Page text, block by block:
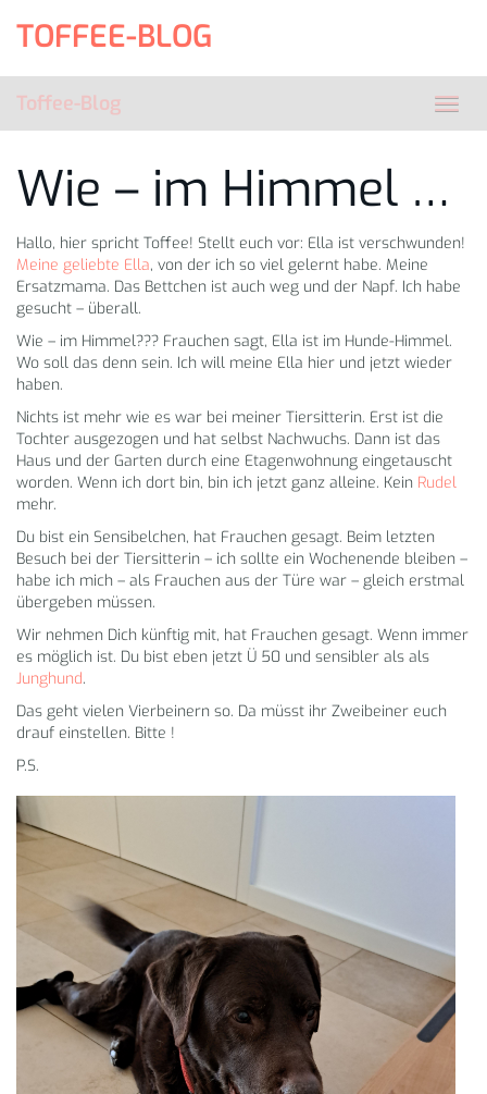
main
content
TOFFEE-BLOG
Toffee-Blog
Wie – im Himmel …
Hallo, hier spricht Toffee! Stellt euch vor: Ella ist verschwunden!
Meine geliebte Ella, von der ich so viel gelernt habe. Meine
Ersatzmama. Das Bettchen ist auch weg und der Napf. Ich habe
gesucht – überall.
Wie – im Himmel??? Frauchen sagt, Ella ist im Hunde-Himmel.
Wo soll das denn sein. Ich will meine Ella hier und jetzt wieder
haben.
Nichts ist mehr wie es war bei meiner Tiersitterin. Erst ist die
Tochter ausgezogen und hat selbst Nachwuchs. Dann ist das
Haus und der Garten durch eine Etagenwohnung eingetauscht
worden. Wenn ich dort bin, bin ich jetzt ganz alleine. Kein Rudel
mehr.
Du bist ein Sensibelchen, hat Frauchen gesagt. Beim letzten
Besuch bei der Tiersitterin – ich sollte ein Wochenende bleiben –
habe ich mich – als Frauchen aus der Türe war – gleich erstmal
übergeben müssen.
Wir nehmen Dich künftig mit, hat Frauchen gesagt. Wenn immer
es möglich ist. Du bist eben jetzt Ü 50 und sensibler als als
Junghund.
Das geht vielen Vierbeinern so. Da müsst ihr Zweibeiner euch
drauf einstellen. Bitte !
P.S.